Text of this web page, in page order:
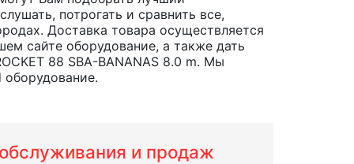
потрогать и сравнить все,
Доставка товара осуществляется
сайте оборудование, а также дать
88 SBA-BANANAS 8.0 m. Мы
и продаж